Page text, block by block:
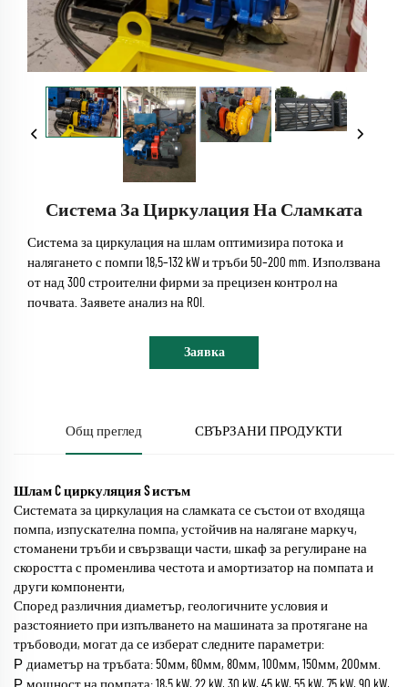
Система За Циркулация На Сламката
Система за циркулация на шлам оптимизира потока и
налягането с помпи 18,5–132 kW и тръби 50–200 mm. Използвана
от над 300 строителни фирми за прецизен контрол на
почвата. Заявете анализ на ROI.
Заявка
Общ преглед СВЪРЗАНИ ПРОДУКТИ
Шлам C циркуляция Sистъм
Системата за циркулация на сламката се състои от входяща
помпа, изпускателна помпа, устойчив на налягане маркуч,
стоманени тръби и свързващи части, шкаф за регулиране на
скоростта с променлива честота и амортизатор на помпата и
други компоненти,
Според различния диаметър, геологичните условия и
разстоянието при изпълването на машината за протягане на
тръбоводи, могат да се изберат следните параметри:
P диаметър на тръбата: 50мм, 60мм, 80мм, 100мм, 150мм, 200мм.
P